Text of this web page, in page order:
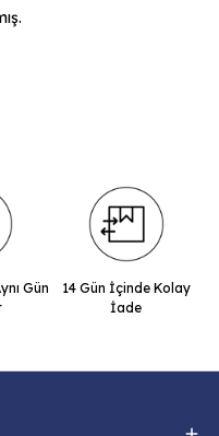
Gün
14 Gün İçinde Kolay
İade